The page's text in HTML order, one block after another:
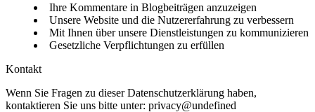
Ihre Kommentare in Blogbeiträgen anzuzeigen
Unsere Website und die Nutzererfahrung zu verbessern
Mit Ihnen über unsere Dienstleistungen zu kommunizieren
Gesetzliche Verpflichtungen zu erfüllen
Kontakt
Wenn Sie Fragen zu dieser Datenschutzerklärung haben,
kontaktieren Sie uns bitte unter: privacy@undefined